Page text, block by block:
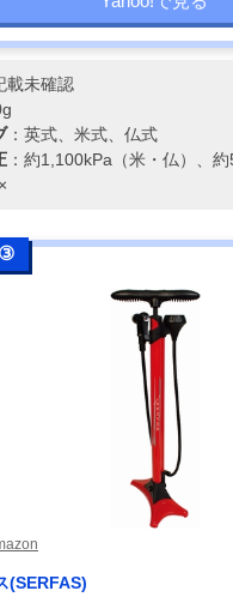
載未確認
：英式、米式、仏式
：約1,100kPa（米・仏）、約
(SERFAS)